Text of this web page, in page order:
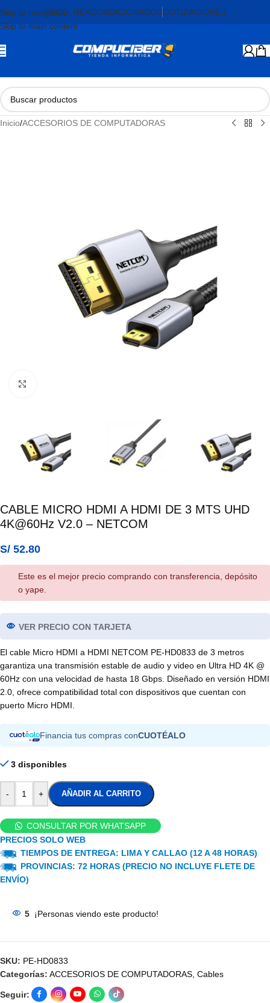
Skip to navigation
Skip to main content
PROD. REACONDICIONADOSCOTIZACIONES
Inicio/ACCESORIOS DE COMPUTADORAS
CABLE MICRO HDMI A HDMI DE 3 MTS UHD
4K@60Hz V2.0 – NETCOM
S/ 52.80
Este es el mejor precio comprando con transferencia, depósito
o yape.
VER PRECIO CON TARJETA
El cable Micro HDMI a HDMI NETCOM PE-HD0833 de 3 metros
garantiza una transmisión estable de audio y video en Ultra HD 4K @
60Hz con una velocidad de hasta 18 Gbps. Diseñado en versión HDMI
2.0, ofrece compatibilidad total con dispositivos que cuentan con
puerto Micro HDMI.
Financia tus compras conCUOTÉALO
3 disponibles
- + AÑADIR AL CARRITO
CONSULTAR POR WHATSAPP
PRECIOS SOLO WEB
TIEMPOS DE ENTREGA: LIMA Y CALLAO (12 A 48 HORAS)
PROVINCIAS: 72 HORAS (PRECIO NO INCLUYE FLETE DE
ENVÍO)
5 ¡Personas viendo este producto!
SKU: PE-HD0833
Categorías: ACCESORIOS DE COMPUTADORAS, Cables
Seguir: